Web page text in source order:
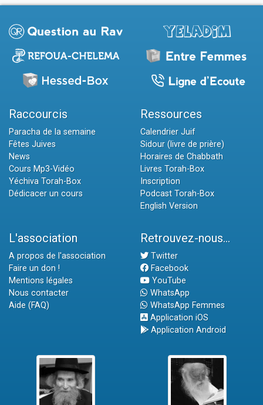
Raccourcis
Paracha de la semaine
Fêtes Juives
News
Cours Mp3-Vidéo
Yéchiva Torah-Box
Dédicacer un cours
Ressources
Calendrier Juif
Sidour (livre de prière)
Horaires de Chabbath
Livres Torah-Box
Inscription
Podcast Torah-Box
English Version
L'association
A propos de l'association
Faire un don !
Mentions légales
Nous contacter
Aide (FAQ)
Retrouvez-nous...
Twitter
Facebook
YouTube
WhatsApp
WhatsApp Femmes
Application iOS
Application Android